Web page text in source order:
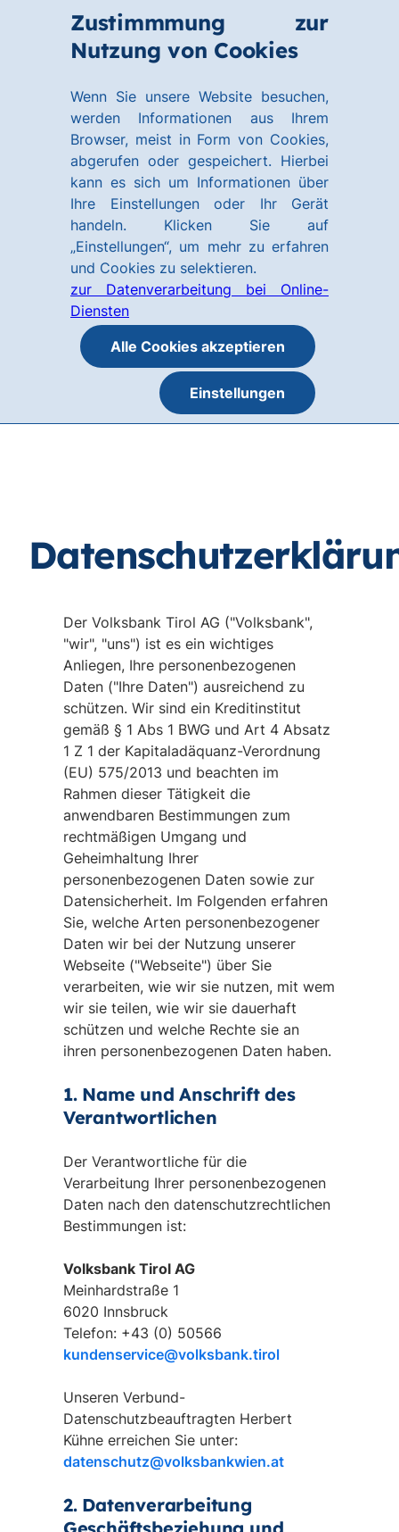
Zustimmmung zur
Nutzung von Cookies
Wenn Sie unsere Website besuchen,
werden Informationen aus Ihrem
Browser, meist in Form von Cookies,
abgerufen oder gespeichert. Hierbei
kann es sich um Informationen über
Ihre Einstellungen oder Ihr Gerät
handeln. Klicken Sie auf
„Einstellungen“, um mehr zu erfahren
und Cookies zu selektieren.
zur Datenverarbeitung bei Online-
Diensten
Alle Cookies akzeptieren
Einstellungen
Hauptinhalt
Der Volksbank Tirol AG ("Volksbank",
"wir", "uns") ist es ein wichtiges
Anliegen, Ihre personenbezogenen
Daten ("Ihre Daten") ausreichend zu
schützen. Wir sind ein Kreditinstitut
gemäß § 1 Abs 1 BWG und Art 4 Absatz
1 Z 1 der Kapitaladäquanz-Verordnung
(EU) 575/2013 und beachten im
Rahmen dieser Tätigkeit die
anwendbaren Bestimmungen zum
rechtmäßigen Umgang und
Geheimhaltung Ihrer
personenbezogenen Daten sowie zur
Datensicherheit. Im Folgenden erfahren
Sie, welche Arten personenbezogener
Daten wir bei der Nutzung unserer
Webseite ("Webseite") über Sie
verarbeiten, wie wir sie nutzen, mit wem
wir sie teilen, wie wir sie dauerhaft
schützen und welche Rechte sie an
ihren personenbezogenen Daten haben.
1. Name und Anschrift des
Verantwortlichen
Der Verantwortliche für die
Verarbeitung Ihrer personenbezogenen
Daten nach den datenschutzrechtlichen
Bestimmungen ist:
Volksbank Tirol AG
Meinhardstraße 1
6020 Innsbruck
Telefon: +43 (0) 50566
kundenservice@volksbank.tirol
Unseren Verbund-
Datenschutzbeauftragten Herbert
Kühne erreichen Sie unter:
datenschutz@volksbankwien.at
2. Datenverarbeitung